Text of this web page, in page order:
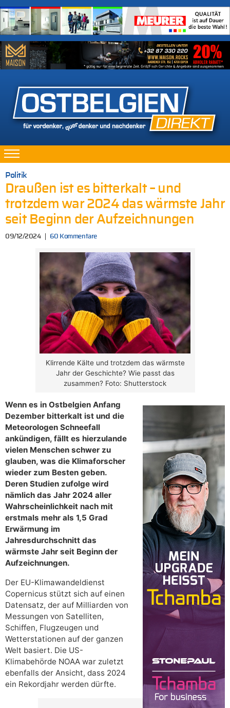
Politik
Draußen ist es bitterkalt – und
trotzdem war 2024 das wärmste Jahr
seit Beginn der Aufzeichnungen
09/12/2024 60 Kommentare
Klirrende Kälte und trotzdem das wärmste
Jahr der Geschichte? Wie passt das
zusammen? Foto: Shutterstock
Wenn es in Ostbelgien Anfang
Dezember bitterkalt ist und die
Meteorologen Schneefall
ankündigen, fällt es hierzulande
vielen Menschen schwer zu
glauben, was die Klimaforscher
wieder zum Besten geben.
Deren Studien zufolge wird
nämlich das Jahr 2024 aller
Wahrscheinlichkeit nach mit
erstmals mehr als 1,5 Grad
Erwärmung im
Jahresdurchschnitt das
wärmste Jahr seit Beginn der
Aufzeichnungen.
Der EU-Klimawandeldienst
Copernicus stützt sich auf einen
Datensatz, der auf Milliarden von
Messungen von Satelliten,
Schiffen, Flugzeugen und
Wetterstationen auf der ganzen
Welt basiert. Die US-
Klimabehörde NOAA war zuletzt
ebenfalls der Ansicht, dass 2024
ein Rekordjahr werden dürfte.